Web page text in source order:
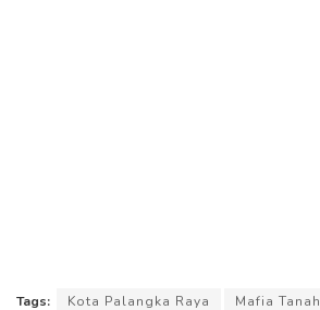
Tags: Kota Palangka Raya Mafia Tanah